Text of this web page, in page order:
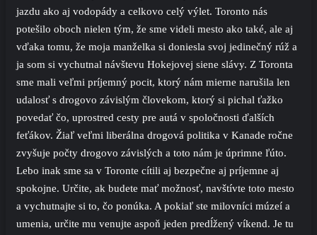
jazdu ako aj vodopády a celkovo celý výlet. Toronto nás
potešilo oboch nielen tým, že sme videli mesto ako také, ale aj
vďaka tomu, že moja manželka si doniesla svoj jedinečný rúž a
ja som si vychutnal návštevu Hokejovej siene slávy. Z Toronta
sme mali veľmi príjemný pocit, ktorý nám mierne narušila len
udalosť s drogovo závislým človekom, ktorý si pichal ťažko
povedať čo, uprostred cesty pre autá v spoločnosti ďalších
feťákov. Žiaľ veľmi liberálna drogová politika v Kanade ročne
zvyšuje počty drogovo závislých a toto nám je úprimne ľúto.
Lebo inak sme sa v Toronte cítili aj bezpečne aj príjemne aj
spokojne. Určite, ak budete mať možnosť, navštívte toto mesto
a vychutnajte si to, čo ponúka. A pokiaľ ste milovníci múzeí a
umenia, určite mu venujte aspoň jeden predĺžený víkend. Je tu